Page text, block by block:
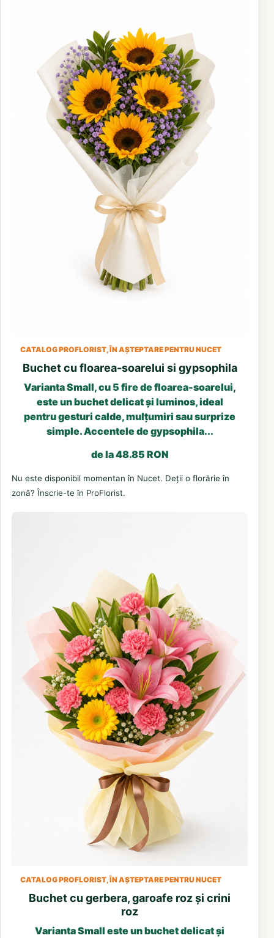
CATALOG PROFLORIST, ÎN AȘTEPTARE PENTRU NUCET
Buchet cu floarea-soarelui si gypsophila
Varianta Small, cu 5 fire de floarea-soarelui,
este un buchet delicat și luminos, ideal
pentru gesturi calde, mulțumiri sau surprize
simple. Accentele de gypsophila...
de la 48.85 RON
Nu este disponibil momentan în Nucet. Deții o florărie în
zonă? Înscrie-te în ProFlorist.
CATALOG PROFLORIST, ÎN AȘTEPTARE PENTRU NUCET
Buchet cu gerbera, garoafe roz și crini
roz
Varianta Small este un buchet delicat și